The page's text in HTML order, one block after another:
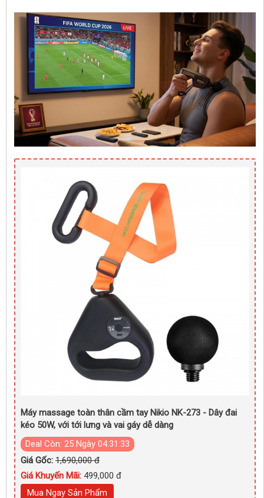
Máy massage toàn thân cầm tay Nikio NK-273 - Dây đai
kéo 50W, với tới lưng và vai gáy dễ dàng
Deal Còn: 25 Ngày 04:31:31
Giá Gốc: 1,690,000 đ
Giá Khuyến Mãi: 499,000 đ
Mua Ngay Sản Phẩm